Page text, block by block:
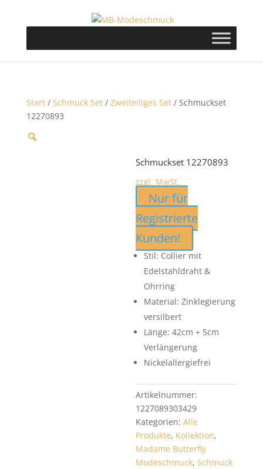
Start/ Schmuck Set/ Zweiteiliges Set/ Schmuckset
12270893
Schmuckset 12270893
zzgl. MwSt.
Nur für
Registrierte
Kunden!
Stil: Collier mit
Edelstahldraht &
Ohrring
Material: Zinklegierung
versilbert
Länge: 42cm + 5cm
Verlängerung
Nickelallergiefrei
Artikelnummer:
1227089303429
Kategorien:Alle
Produkte, Kollektion,
Madame Butterfly
Modeschmuck,Schmuck